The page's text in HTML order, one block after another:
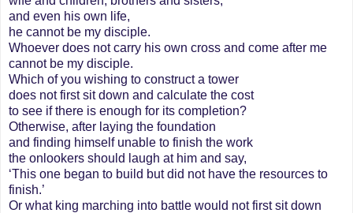
and even his own life,
he cannot be my disciple.
Whoever does not carry his own cross and come after me
cannot be my disciple.
Which of you wishing to construct a tower
does not first sit down and calculate the cost
to see if there is enough for its completion?
Otherwise, after laying the foundation
and finding himself unable to finish the work
the onlookers should laugh at him and say,
‘This one began to build but did not have the resources to
finish.’
Or what king marching into battle would not first sit down